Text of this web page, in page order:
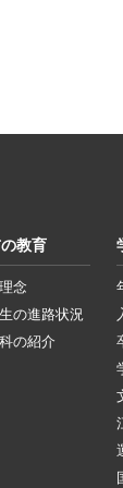
教育
念
の進路状況
の紹介